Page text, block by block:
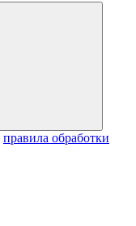
правила обработки